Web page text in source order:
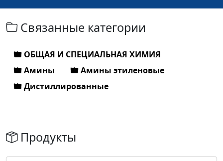
Связанные категории
ОБЩАЯ И СПЕЦИАЛЬНАЯ ХИМИЯ
Амины
Амины этиленовые
Дистиллированные
Продукты